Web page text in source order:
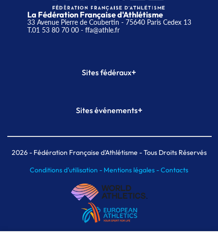
La Fédération Française d'Athlétisme
33 Avenue Pierre de Coubertin - 75640 Paris Cedex 13
T.01 53 80 70 00- ffa@athle.fr
Sites fédéraux+
Plateforme Formation
Sites événements+
Meeting de Paris indoor
MAIF Ekiden de Paris
2026- Fédération Française d'Athlétisme - Tous Droits Réservés
Conditions d'utilisation - Mentions légales -Contacts